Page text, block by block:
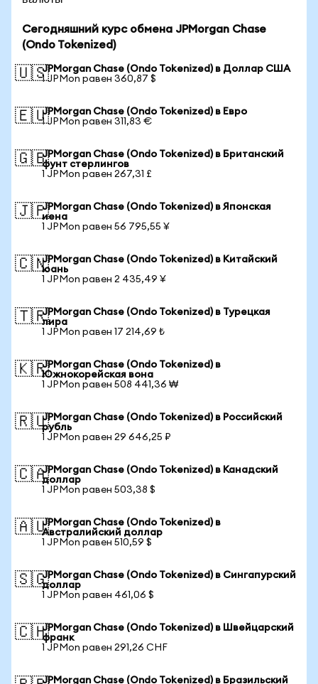
Сегодняшний курс обмена JPMorgan Chase
(Ondo Tokenized)
🇺🇸JPMorgan Chase (Ondo Tokenized) в Доллар США
1 JPMon равен 360,87 $
🇪🇺JPMorgan Chase (Ondo Tokenized) в Евро
1 JPMon равен 311,83 €
🇬🇧JPMorgan Chase (Ondo Tokenized) в Британский
фунт стерлингов
1 JPMon равен 267,31 £
🇯🇵JPMorgan Chase (Ondo Tokenized) в Японская
иена
1 JPMon равен 56 795,55 ¥
🇨🇳JPMorgan Chase (Ondo Tokenized) в Китайский
юань
1 JPMon равен 2 435,49 ¥
🇹🇷JPMorgan Chase (Ondo Tokenized) в Турецкая
лира
1 JPMon равен 17 214,69 ₺
🇰🇷JPMorgan Chase (Ondo Tokenized) в
Южнокорейская вона
1 JPMon равен 508 441,36 ₩
🇷🇺JPMorgan Chase (Ondo Tokenized) в Российский
рубль
1 JPMon равен 29 646,25 ₽
🇨🇦JPMorgan Chase (Ondo Tokenized) в Канадский
доллар
1 JPMon равен 503,38 $
🇦🇺JPMorgan Chase (Ondo Tokenized) в
Австралийский доллар
1 JPMon равен 510,59 $
🇸🇬JPMorgan Chase (Ondo Tokenized) в Сингапурский
доллар
1 JPMon равен 461,06 $
🇨🇭JPMorgan Chase (Ondo Tokenized) в Швейцарский
франк
1 JPMon равен 291,26 CHF
JPMorgan Chase (Ondo Tokenized) в Бразильский